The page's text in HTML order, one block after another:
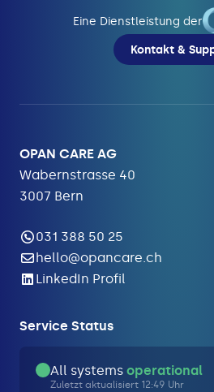
Eine Dienstleistung der
Kontakt &
OPAN CARE AG
Wabernstrasse 40
3007 Bern
031 388 50 25
hello@opancare.ch
LinkedIn Profil
Service Status
All systems operational
Zuletzt aktualisiert 12:49 Uhr